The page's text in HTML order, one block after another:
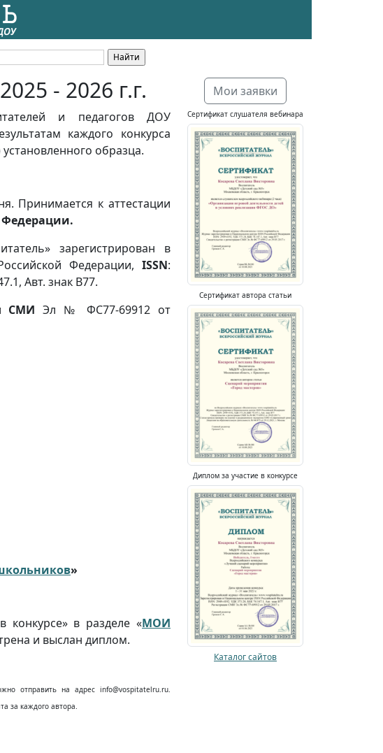
- 2026 г.г.
и педагогов ДОУ
каждого конкурса
установленного образца.
Принимается к аттестации
Федерации.
зарегистрирован в
Федерации, ISSN:
Авт. знак В77.
СМИ Эл № ФС77-69912 от
»
конкурсе» в разделе «МОИ
и выслан диплом.
отправить на адрес info@vospitatelru.ru.
за каждого автора.
Мои заявки
Сертификат слушателя вебинара
Сертификат автора статьи
Диплом за участие в конкурсе
Каталог сайтов